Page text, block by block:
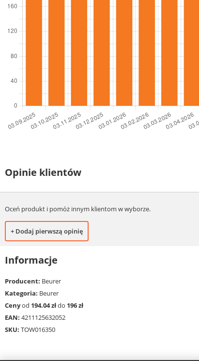
Opinie klientów
Oceń produkt i pomóż innym klientom w wyborze.
+ Dodaj pierwszą opinię
Informacje
Producent: Beurer
Kategoria: Beurer
Cenyod 194.04 złdo 196 zł
EAN: 4211125632052
SKU: TOW016350